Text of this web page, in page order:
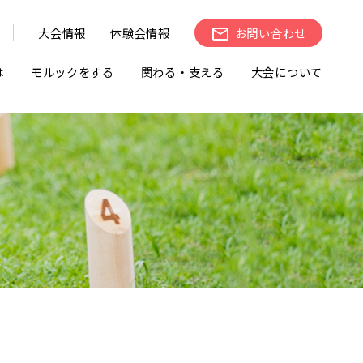
大会情報 体験会情報 お問い合わせ
モルックをする 関わる・支える 大会について